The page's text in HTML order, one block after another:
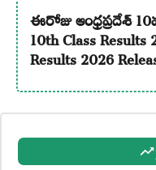
ఈరోజు ఆంధ్రప్రదేశ్
10th Class Results
Results 2026